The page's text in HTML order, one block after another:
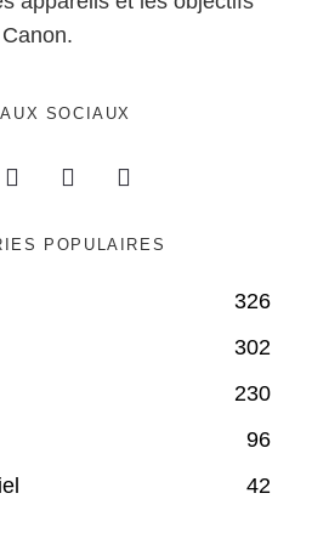
Canon.
SOCIAUX
POPULAIRES
326
302
230
96
42